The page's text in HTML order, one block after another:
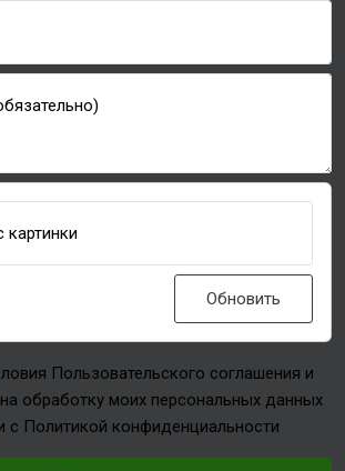
картинки
Обновить
Пользовательского соглашения и
обработку моих персональных данных
с Политикой конфиденциальности